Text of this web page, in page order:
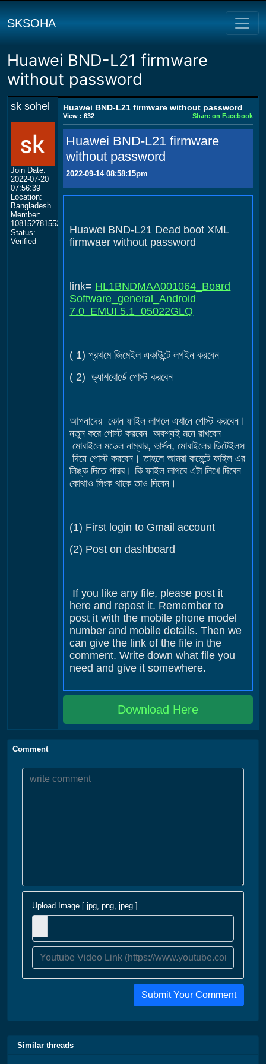
SKSOHA
Huawei BND-L21 firmware
without password
sk sohel
Join Date:
2022-07-20
07:56:39
Location:
Bangladesh
Member:
108152781553702003801
Status:
Verified
Huawei BND-L21 firmware without password
View : 632 Share on Facebook
Huawei BND-L21 firmware
without password
2022-09-14 08:58:15pm
Huawei BND-L21 Dead boot XML
firmwaer without password
link= HL1BNDMAA001064_Board
Software_general_Android
7.0_EMUI 5.1_05022GLQ
( 1) প্রথমে জিমেইল একাউন্টে লগইন করবেন
( 2) ড্যাশবোর্ডে পোস্ট করবেন
আপনাদের কোন ফাইল লাগলে এখানে পোস্ট করবেন।
নতুন করে পোস্ট করবেন অবশ্যই মনে রাখবেন
মোবাইলে মডেল নাম্বার, ভার্সন, মোবাইলের ডিটেইলস
দিয়ে পোস্ট করবেন। তাহলে আমরা কমেন্টে ফাইল এর
লিঙ্ক দিতে পারব। কি ফাইল লাগবে এটা লিখে দিবেন
কোথাও লিংক থাকে তাও দিবেন।
(1) First login to Gmail account
(2) Post on dashboard
If you like any file, please post it
here and repost it. Remember to
post it with the mobile phone model
number and mobile details. Then we
can give the link of the file in the
comment. Write down what file you
need and give it somewhere.
Download Here
Comment
Upload Image [ jpg, png, jpeg ]
Submit Your Comment
Similar threads